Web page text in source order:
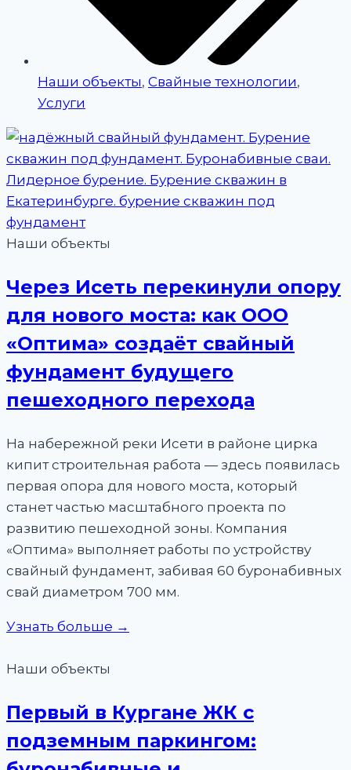
Наши объекты, Свайные технологии,
Услуги
Наши объекты
Через Исеть перекинули опору
для нового моста: как ООО
«Оптима» создаёт свайный
фундамент будущего
пешеходного перехода
На набережной реки Исети в районе цирка
кипит строительная работа — здесь появилась
первая опора для нового моста, который
станет частью масштабного проекта по
развитию пешеходной зоны. Компания
«Оптима» выполняет работы по устройству
свайный фундамент, забивая 60 буронабивных
свай диаметром 700 мм.
Узнать больше →
Наши объекты
Первый в Кургане ЖК с
подземным паркингом: